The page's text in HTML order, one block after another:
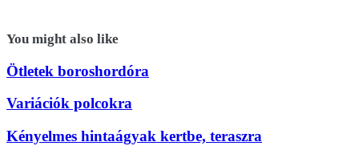
You might also like
Ötletek boroshordóra
Variációk polcokra
Kényelmes hintaágyak kertbe, teraszra